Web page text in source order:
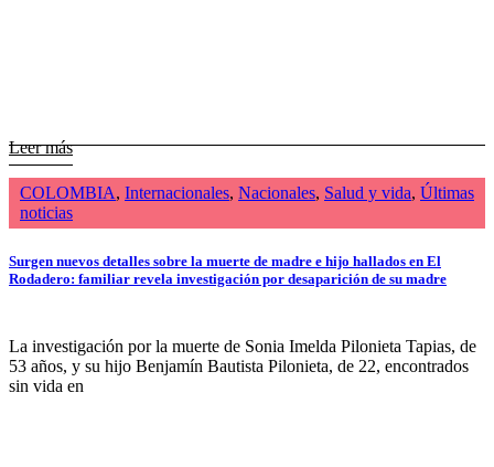
Leer más
COLOMBIA, Internacionales, Nacionales, Salud y vida, Últimas
noticias
Surgen nuevos detalles sobre la muerte de madre e hijo hallados en El
Rodadero: familiar revela investigación por desaparición de su madre
La investigación por la muerte de Sonia Imelda Pilonieta Tapias, de
53 años, y su hijo Benjamín Bautista Pilonieta, de 22, encontrados
sin vida en